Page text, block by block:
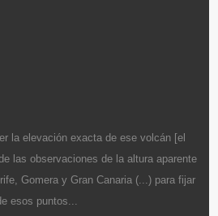
la elevación exacta de ese volcán [el
las observaciones de la altura aparente
Gomera y Gran Canaria (...) para fijar
esos puntos...